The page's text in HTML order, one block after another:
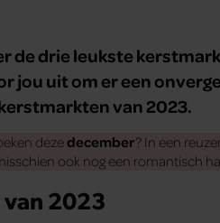
de drie leukste
jou uit om er een
van 2023.
dezedecember? In een
ook nog een romantisch
2023